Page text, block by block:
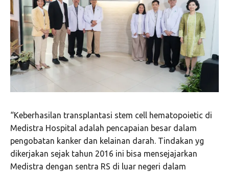
“Keberhasilan transplantasi stem cell hematopoietic di
Medistra Hospital adalah pencapaian besar dalam
pengobatan kanker dan kelainan darah. Tindakan yg
dikerjakan sejak tahun 2016 ini bisa mensejajarkan
Medistra dengan sentra RS di luar negeri dalam